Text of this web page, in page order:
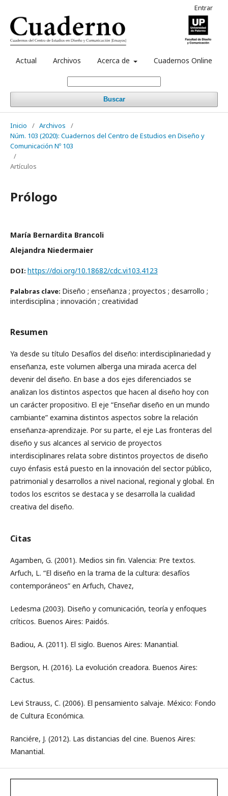
Actual Archivos Acerca de Cuadernos Online
Buscar
Entrar
Inicio / Archivos
/
Núm. 103 (2020): Cuadernos del Centro de Estudios en Diseño y
Comunicación Nº 103
/
Artículos
Prólogo
María Bernardita Brancoli
Alejandra Niedermaier
DOI: https://doi.org/10.18682/cdc.vi103.4123
Palabras clave: Diseño ; enseñanza ; proyectos ; desarrollo ;
interdisciplina ; innovación ; creatividad
Resumen
Ya desde su título Desafíos del diseño: interdisciplinariedad y
enseñanza, este volumen alberga una mirada acerca del
devenir del diseño. En base a dos ejes diferenciados se
analizan los distintos aspectos que hacen al diseño hoy con
un carácter propositivo. El eje “Enseñar diseño en un mundo
cambiante” examina distintos aspectos sobre la relación
enseñanza-aprendizaje. Por su parte, el eje Las fronteras del
diseño y sus alcances al servicio de proyectos
interdisciplinares relata sobre distintos proyectos de diseño
cuyo énfasis está puesto en la innovación del sector público,
patrimonial y desarrollos a nivel nacional, regional y global. En
todos los escritos se destaca y se desarrolla la cualidad
creativa del diseño.
Citas
Agamben, G. (2001). Medios sin fin. Valencia: Pre textos.
Arfuch, L. “El diseño en la trama de la cultura: desafíos
contemporáneos” en Arfuch, Chavez,
Ledesma (2003). Diseño y comunicación, teoría y enfoques
críticos. Buenos Aires: Paidós.
Badiou, A. (2011). El siglo. Buenos Aires: Manantial.
Bergson, H. (2016). La evolución creadora. Buenos Aires:
Cactus.
Levi Strauss, C. (2006). El pensamiento salvaje. México: Fondo
de Cultura Económica.
Ranciére, J. (2012). Las distancias del cine. Buenos Aires:
Manantial.